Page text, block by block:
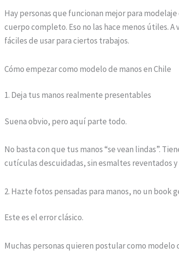
Hay personas que funcionan mejor para
cuerpo completo. Eso no las hace menos útiles. A
fáciles de usar para ciertos trabajos.
Cómo empezar como modelo de manos en Chile
1. Deja tus manos realmente presentables
Suena obvio, pero aquí parte todo.
No basta con que tus manos “se vean lindas”.
cutículas descuidadas, sin esmaltes reventados
2. Hazte fotos pensadas para manos, no un book
Este es el error clásico.
Muchas personas quieren postular como